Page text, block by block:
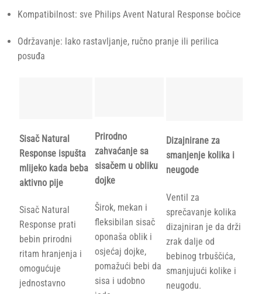
Kompatibilnost: sve Philips Avent Natural Response bočice
Održavanje: lako rastavljanje, ručno pranje ili perilica
posuđa
Sisač Natural
Response ispušta
mlijeko kada beba
aktivno pije
Sisač Natural
Response prati
bebin prirodni
ritam hranjenja i
omogućuje
jednostavno
Prirodno
zahvaćanje sa
sisačem u obliku
dojke
Širok, mekan i
fleksibilan sisač
oponaša oblik i
osjećaj dojke,
pomažući bebi da
sisa i udobno
Dizajnirane za
smanjenje kolika i
neugode
Ventil za
sprečavanje kolika
dizajniran je da drži
zrak dalje od
bebinog trbuščića,
smanjujući kolike i
neugodu.